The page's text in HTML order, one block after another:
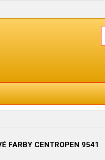
FARBY CENTROPEN 9541